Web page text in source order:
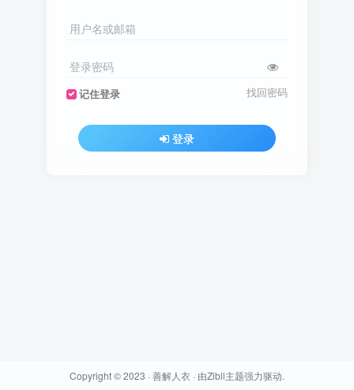
用户名或邮箱
登录密码
记住登录 找回密码
登录
Copyright © 2023 · 善解人衣 · 由Zibll主题强力驱动.